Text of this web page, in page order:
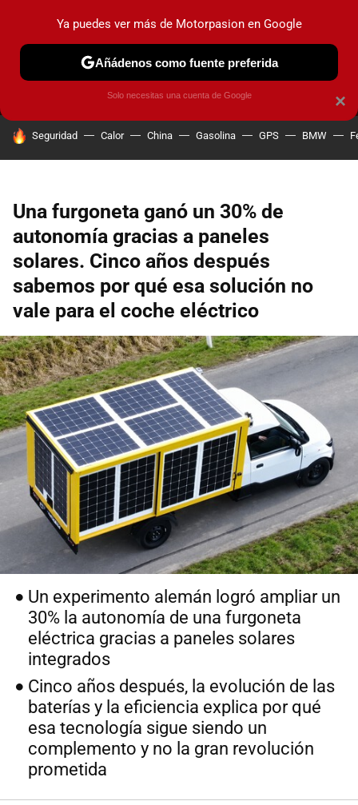
MENÚ NUEVO
COCHES ELÉCTRICOS OBSERVATORIO
HOY SE HABLA DE
Seguridad Calor China Gasolina GPS BMW
Una furgoneta ganó un 30% de
autonomía gracias a paneles
solares. Cinco años después
sabemos por qué esa solución no
vale para el coche eléctrico
Un experimento alemán logró ampliar un
30% la autonomía de una furgoneta
eléctrica gracias a paneles solares
integrados
Cinco años después, la evolución de las
baterías y la eficiencia explica por qué
esa tecnología sigue siendo un
complemento y no la gran revolución
prometida
×
Ya puedes ver más de Motorpasion en Google
Añádenos como fuente preferida
Solo necesitas una cuenta de Google